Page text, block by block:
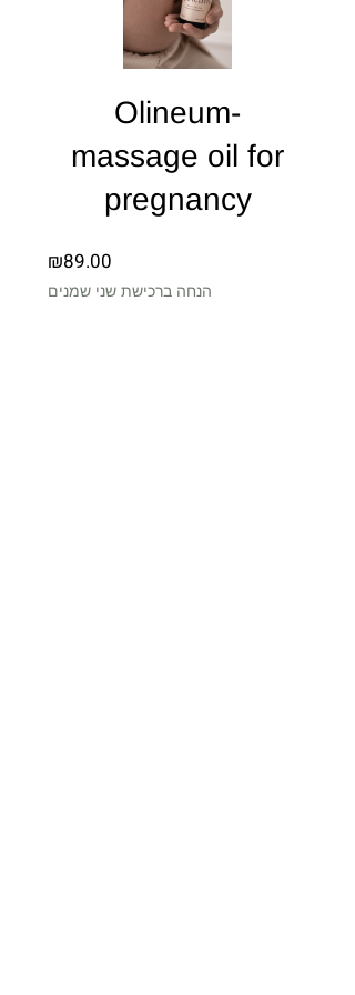
Olineum-
massage oil for
pregnancy
₪89.00
הנחה ברכישת שני שמנים